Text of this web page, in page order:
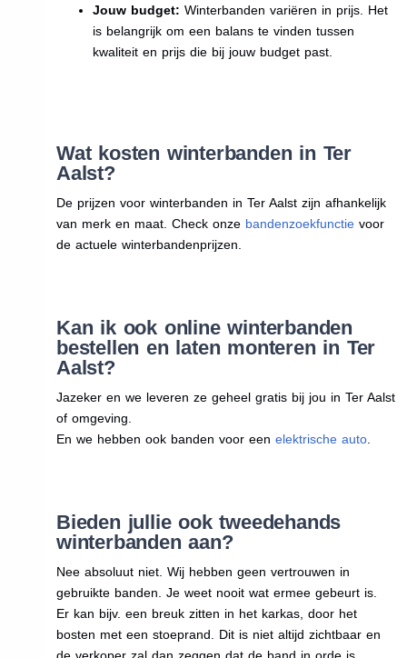
Jouw budget: Winterbanden variëren in prijs. Het
is belangrijk om een balans te vinden tussen
kwaliteit en prijs die bij jouw budget past.
Wat kosten winterbanden in Ter
Aalst?
De prijzen voor winterbanden in Ter Aalst zijn afhankelijk
van merk en maat. Check onze bandenzoekfunctievoor
de actuele winterbandenprijzen.
Kan ik ook online winterbanden
bestellen en laten monteren in Ter
Aalst?
Jazeker en we leveren ze geheel gratis bij jou in Ter Aalst
of omgeving.
En we hebben ook banden voor een elektrische auto.
Bieden jullie ook tweedehands
winterbanden aan?
Nee absoluut niet. Wij hebben geen vertrouwen in
gebruikte banden. Je weet nooit wat ermee gebeurt is.
Er kan bijv. een breuk zitten in het karkas, door het
bosten met een stoeprand. Dit is niet altijd zichtbaar en
de verkoper zal dan zeggen dat de band in orde is.